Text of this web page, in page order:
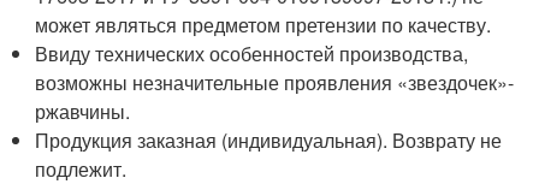
может являться предметом претензии по качеству.
Ввиду технических особенностей производства,
возможны незначительные проявления «звездочек»-
ржавчины.
Продукция заказная (индивидуальная). Возврату не
подлежит.